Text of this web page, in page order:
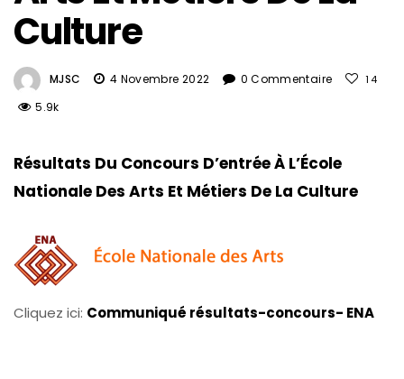
Culture
MJSC 4 Novembre 2022 0 Commentaire 14
5.9k
Résultats Du Concours D’entrée À L’École
Nationale Des Arts Et Métiers De La Culture
Cliquez ici: Communiqué résultats-concours- ENA